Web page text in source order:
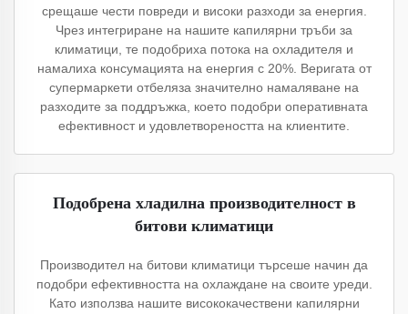
срещаше чести повреди и високи разходи за енергия.
Чрез интегриране на нашите капилярни тръби за
климатици, те подобриха потока на охладителя и
намалиха консумацията на енергия с 20%. Веригата от
супермаркети отбеляза значително намаляване на
разходите за поддръжка, което подобри оперативната
ефективност и удовлетвореността на клиентите.
Подобрена хладилна производителност в
битови климатици
Производител на битови климатици търсеше начин да
подобри ефективността на охлаждане на своите уреди.
Като използва нашите висококачествени капилярни